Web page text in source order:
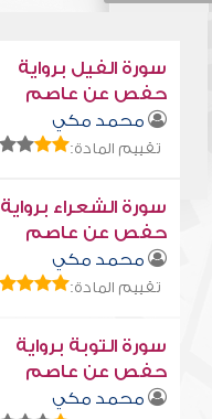
سورة الفيل برواية
حفص عن عاصم
محمد مكي
تقييم المادة:
سورة الشعراء برواية
حفص عن عاصم
محمد مكي
تقييم المادة:
سورة التوبة برواية
حفص عن عاصم
محمد مكي